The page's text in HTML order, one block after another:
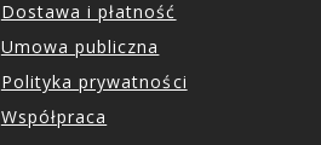
Dostawa i płatność
Umowa publiczna
Polityka prywatności
Współpraca